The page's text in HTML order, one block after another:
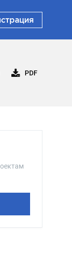
PDF